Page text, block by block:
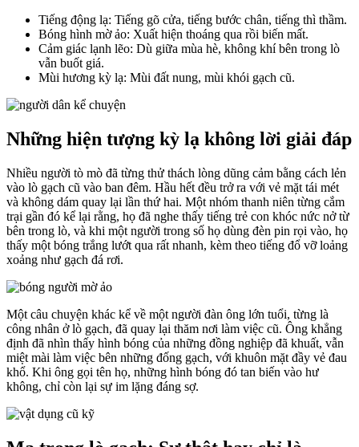
Tiếng động lạ: Tiếng gõ cửa, tiếng bước chân, tiếng thì thầm.
Bóng hình mờ ảo: Xuất hiện thoáng qua rồi biến mất.
Cảm giác lạnh lẽo: Dù giữa mùa hè, không khí bên trong lò
vẫn buốt giá.
Mùi hương kỳ lạ: Mùi đất nung, mùi khói gạch cũ.
Những hiện tượng kỳ lạ không lời giải đáp
Nhiều người tò mò đã từng thử thách lòng dũng cảm bằng cách lẻn
vào lò gạch cũ vào ban đêm. Hầu hết đều trở ra với vẻ mặt tái mét
và không dám quay lại lần thứ hai. Một nhóm thanh niên từng cắm
trại gần đó kể lại rằng, họ đã nghe thấy tiếng trẻ con khóc nức nở từ
bên trong lò, và khi một người trong số họ dùng đèn pin rọi vào, họ
thấy một bóng trắng lướt qua rất nhanh, kèm theo tiếng đổ vỡ loảng
xoảng như gạch đá rơi.
Một câu chuyện khác kể về một người đàn ông lớn tuổi, từng là
công nhân ở lò gạch, đã quay lại thăm nơi làm việc cũ. Ông khẳng
định đã nhìn thấy hình bóng của những đồng nghiệp đã khuất, vẫn
miệt mài làm việc bên những đống gạch, với khuôn mặt đầy vẻ đau
khổ. Khi ông gọi tên họ, những hình bóng đó tan biến vào hư
không, chỉ còn lại sự im lặng đáng sợ.